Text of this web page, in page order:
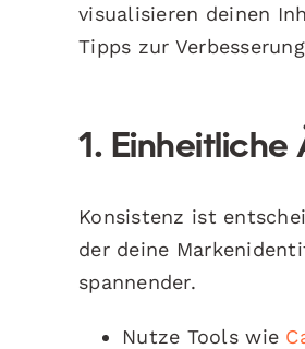
visualisieren deinen
Tipps zur
1. Einheitliche
Konsistenz ist
der deine
spannender.
Nutze Tools wie